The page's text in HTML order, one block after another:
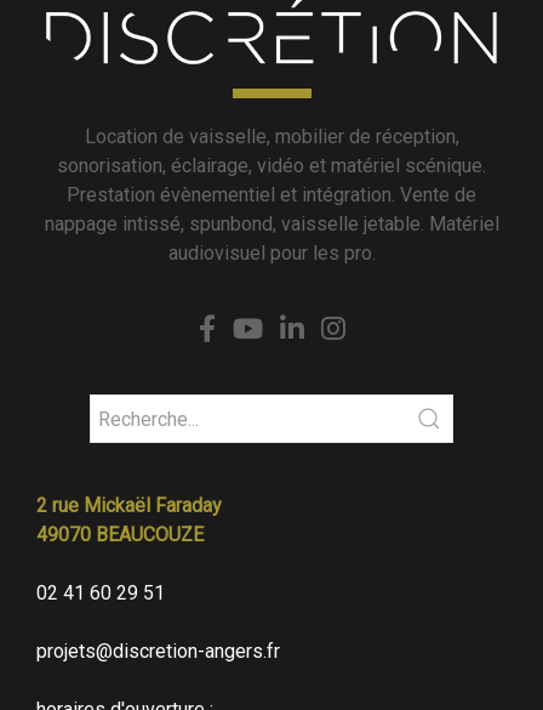
Location de vaisselle, mobilier de réception,
sonorisation, éclairage, vidéo et matériel scénique.
Prestation évènementiel et intégration. Vente de
nappage intissé, spunbond, vaisselle jetable. Matériel
audiovisuel pour les pro.
2 rue Mickaël Faraday
49070 BEAUCOUZE
02 41 60 29 51
projets@discretion-angers.fr